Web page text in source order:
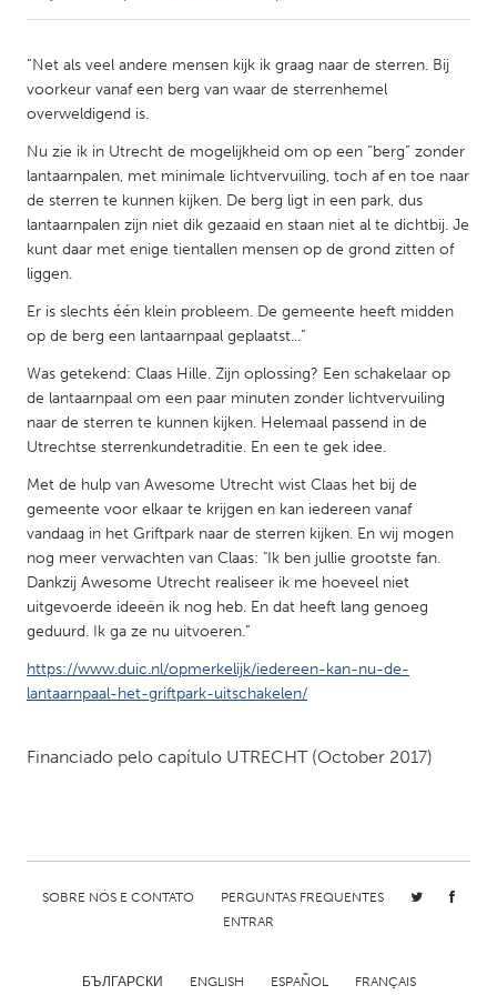
Amherstburg
Kingston
Kitchener-Waterloo
Newmarket
Ottawa
South Shore
Toronto
Leiden
Rotterdam
Utrecht
Qatar
SINGAPORE
Singapore
UNITED KINGDOM
Burlingame-San Mateo, CA
Cass Clay
Detroit, MI
Durham, NC
“Net als veel andere mensen kijk ik graag naar de sterren. Bij
voorkeur vanaf een berg van waar de sterrenhemel
overweldigend is.
Nu zie ik in Utrecht de mogelijkheid om op een “berg” zonder
lantaarnpalen, met minimale lichtvervuiling, toch af en toe naar
de sterren te kunnen kijken. De berg ligt in een park, dus
lantaarnpalen zijn niet dik gezaaid en staan niet al te dichtbij. Je
kunt daar met enige tientallen mensen op de grond zitten of
liggen.
Er is slechts één klein probleem. De gemeente heeft midden
op de berg een lantaarnpaal geplaatst...”
Was getekend: Claas Hille. Zijn oplossing? Een schakelaar op
de lantaarnpaal om een paar minuten zonder lichtvervuiling
naar de sterren te kunnen kijken. Helemaal passend in de
Utrechtse sterrenkundetraditie. En een te gek idee.
Met de hulp van Awesome Utrecht wist Claas het bij de
gemeente voor elkaar te krijgen en kan iedereen vanaf
vandaag in het Griftpark naar de sterren kijken. En wij mogen
nog meer verwachten van Claas: "Ik ben jullie grootste fan.
Dankzij Awesome Utrecht realiseer ik me hoeveel niet
uitgevoerde ideeën ik nog heb. En dat heeft lang genoeg
geduurd. Ik ga ze nu uitvoeren.”
https://www.duic.nl/opmerkelijk/iedereen-kan-nu-de-
lantaarnpaal-het-griftpark-uitschakelen/
Financiado pelo capítulo UTRECHT (October 2017)
SOBRE NÓS E CONTATO
PERGUNTAS FREQUENTES
ENTRAR
БЪЛГАРСКИ ENGLISH ESPAÑOL FRANÇAIS